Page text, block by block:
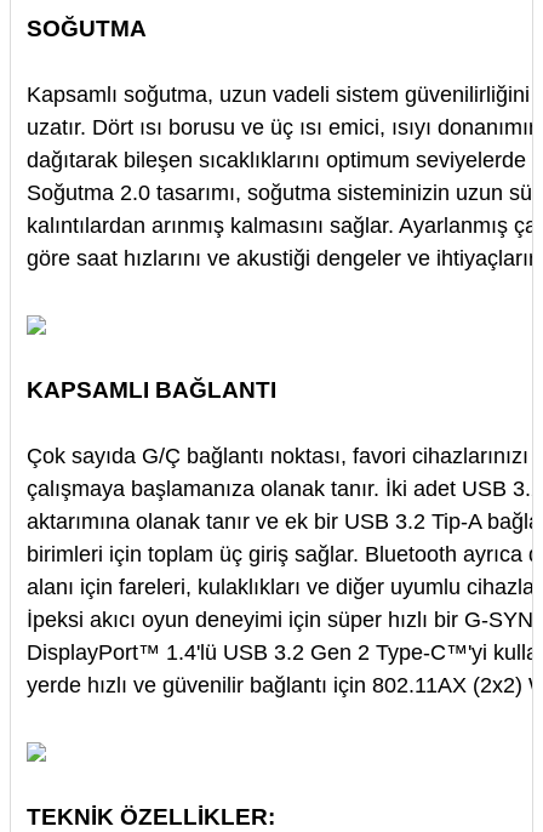
SOĞUTMA
Kapsamlı soğutma, uzun vadeli sistem
uzatır. Dört ısı borusu ve üç ısı emici, ısıyı
dağıtarak bileşen sıcaklıklarını optimum
Soğutma 2.0 tasarımı, soğutma sisteminizin uzun
kalıntılardan arınmış kalmasını sağlar. Ayarlanmış
göre saat hızlarını ve akustiği dengeler ve
KAPSAMLI BAĞLANTI
Çok sayıda G/Ç bağlantı noktası, favori
çalışmaya başlamanıza olanak tanır. İki adet USB
aktarımına olanak tanır ve ek bir USB 3.2 Tip-A
birimleri için toplam üç giriş sağlar. Bluetooth ayrıca
alanı için fareleri, kulaklıkları ve diğer uyumlu
İpeksi akıcı oyun deneyimi için süper hızlı bir G-
DisplayPort™ 1.4'lü USB 3.2 Gen 2 Type-C™'yi
yerde hızlı ve güvenilir bağlantı için 802.11AX (2x2)
TEKNİK ÖZELLİKLER: